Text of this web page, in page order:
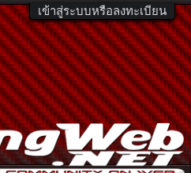
เข้าสู่ระบบหรือลงทะเบียน